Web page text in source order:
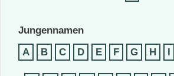
Jungennamen
A
B C D E F G H I